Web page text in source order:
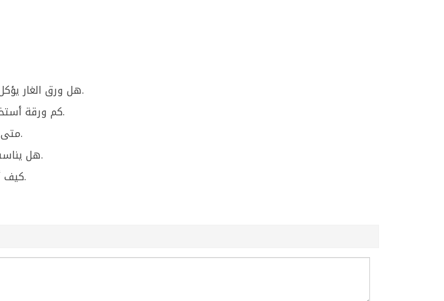
هل ورق الغار يؤكل؟ لا، عادة يُضاف أثناء الطبخ ثم يُزال قبل التقديم لأنه قاسي.
كم ورقة أستخدم؟ غالباً ورقة إلى ورقتين للقدر حسب الكمية وقوة النكهة.
متى أضيفه؟ في بداية الطبخ أو أثناء السلق ليعطي نكهة أفضل.
هل يناسب الأرز؟ نعم، يعطي رائحة طيبة للأرز خصوصاً مع اللحم/الدجاج.
كيف أحفظه؟ في عبوة محكمة بمكان بارد وجاف بعيداً عن الرطوبة.